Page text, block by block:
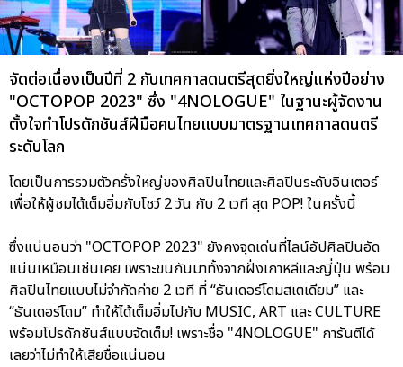
จัดต่อเนื่องเป็นปีที่ 2 กับเทศกาลดนตรีสุดยิ่งใหญ่แห่งปีอย่าง
"OCTOPOP 2023" ซึ่ง "4NOLOGUE" ในฐานะผู้จัดงาน
ตั้งใจทำโปรดักชันส์ฝีมือคนไทยแบบมาตรฐานเทศกาลดนตรี
ระดับโลก
โดยเป็นการรวมตัวครั้งใหญ่ของศิลปินไทยและศิลปินระดับอินเตอร์
เพื่อให้ผู้ชมได้เต็มอิ่มกับโชว์ 2 วัน กับ 2 เวที สุด POP! ในครั้งนี้
ซึ่งแน่นอนว่า "OCTOPOP 2023" ยังคงจุดเด่นที่ไลน์อัปศิลปินอัด
แน่นเหมือนเช่นเคย เพราะขนกันมาทั้งจากฝั่งเกาหลีและญี่ปุ่น พร้อม
ศิลปินไทยแบบไม่จำกัดค่าย 2 เวที ที่ “ธันเดอร์โดมสเตเดียม” และ
“ธันเดอร์โดม” ทำให้ได้เต็มอิ่มไปกับ MUSIC, ART และ CULTURE
พร้อมโปรดักชันส์แบบจัดเต็ม! เพราะชื่อ "4NOLOGUE" การันตีได้
เลยว่าไม่ทำให้เสียชื่อแน่นอน